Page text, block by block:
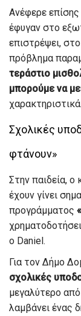
Ανέφερε
έφυγαν στο
επιστρέψει,
πρόβλημα
τεράστιο
μπορούμε να
χαρακτηριστικά.
Σχολικές
φτάνουν»
Στην παιδεία,
έχουν γίνει
προγράμματος
ο Daniel.
Για τον Δήμο
σχολικές
μεγαλύτερο
λαμβάνει ένας